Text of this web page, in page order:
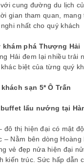
cung đường du lịch
gian tham quan, mang
nhất cho quý khách
khám phá Thượng Hải
Hải đem lại nhiều trải
biệt của từng quý
sạn 5* Ô Trấn
lẩu nướng tại
đô thị hiện đại có mật
– Nằm bên dòng Hoàng
vẻ đẹp nửa hiện đại
kiến trúc. Sức hấp dẫn